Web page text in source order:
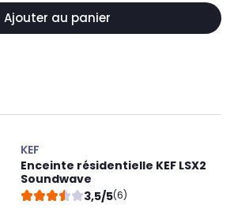
Ajouter au panier
KEF
Enceinte résidentielle KEF LSX2
Soundwave
3,5/5(6)